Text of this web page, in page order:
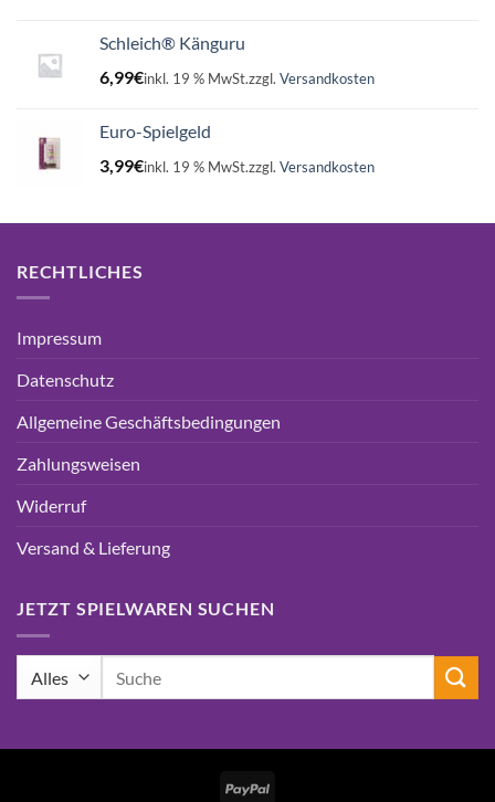
Schleich® Känguru
6,99€inkl. 19 % MwSt.zzgl. Versandkosten
Euro-Spielgeld
3,99€inkl. 19 % MwSt.zzgl. Versandkosten
RECHTLICHES
Impressum
Datenschutz
Allgemeine Geschäftsbedingungen
Zahlungsweisen
Widerruf
Versand & Lieferung
JETZT SPIELWAREN SUCHEN
PayPal